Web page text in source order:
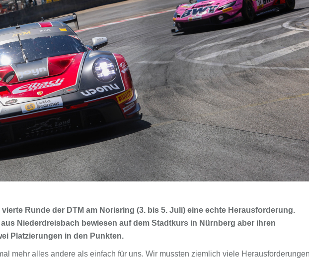
Runde der DTM am Norisring (3. bis 5. Juli) eine echte Herausforderung.
Niederdreisbach bewiesen auf dem Stadtkurs in Nürnberg aber ihren
Platzierungen in den Punkten.
mehr alles andere als einfach für uns. Wir mussten ziemlich viele Herausforderungen